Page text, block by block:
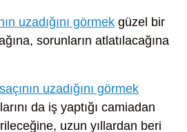
uzadığını görmek güzel bir
sorunların atlatılacağına
uzadığını görmek
da iş yaptığı camiadan
uzun yıllardan beri